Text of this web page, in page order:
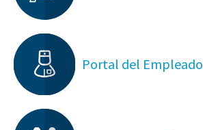
Portal del Empleado